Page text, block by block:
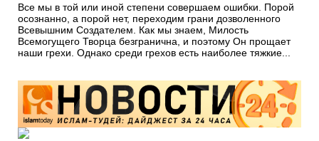
Все мы в той или иной степени совершаем ошибки. Порой
осознанно, а порой нет, переходим грани дозволенного
Всевышним Создателем. Как мы знаем, Милость
Всемогущего Творца безгранична, и поэтому Он прощает
наши грехи. Однако среди грехов есть наиболее тяжкие...